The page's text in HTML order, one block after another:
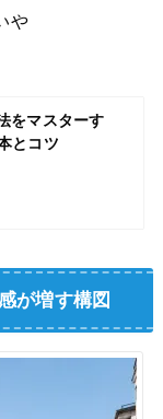
や
をマスターす
とコツ
が増す構図